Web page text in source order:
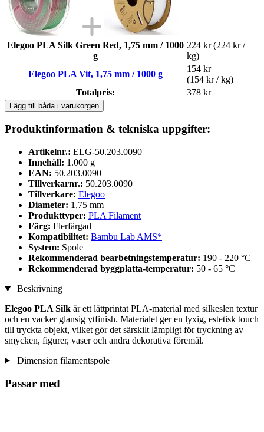
Elegoo PLA Silk Green Red, 1,75 mm / 1000
g
224 kr (224 kr /
kg)
Elegoo PLA Vit, 1,75 mm / 1000 g
154 kr
(154 kr / kg)
Totalpris:
378 kr
Lägg till båda i varukorgen
Produktinformation & tekniska uppgifter:
Artikelnr.: ELG-50.203.0090
Innehåll: 1.000 g
EAN: 50.203.0090
Tillverkarnr.: 50.203.0090
Tillverkare: Elegoo
Diameter: 1,75 mm
Produkttyper: PLA Filament
Färg: Flerfärgad
Kompatibilitet: Bambu Lab AMS*
System: Spole
Rekommenderad bearbetningstemperatur: 190 - 220 °C
Rekommenderad byggplatta-temperatur: 50 - 65 °C
Beskrivning
Elegoo PLA Silk är ett lättprintat PLA-material med silkeslen textur
och en vacker glansig ytfinish. Materialet ger en lyxig, estetisk touch
till tryckta objekt, vilket gör det särskilt lämpligt för tryckning av
smycken, figurer, vaser och andra dekorativa föremål.
Dimension filamentspole
Passar med